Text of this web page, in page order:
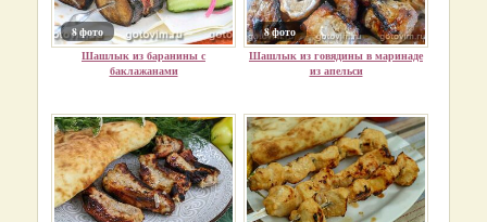
8 фото
Шашлык из баранины с
баклажанами
8 фото
Шашлык из говядины в маринаде
из апельси